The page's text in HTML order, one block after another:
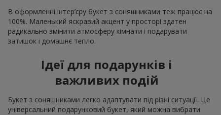
В оформленні інтер’єру букет з соняшниками теж працює на
100%. Маленький яскравий акцент у просторі здатен
радикально змінити атмосферу кімнати і подарувати
затишок і домашнє тепло.
Ідеї для подарунків і
важливих подій
Букет з соняшниками легко адаптувати під різні ситуації. Це
універсальний подарунковий букет, який можна вибрати